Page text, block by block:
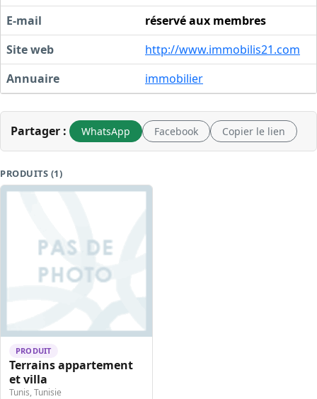
E-mail
réservé aux membres
Site web
http://www.immobilis21.com
Annuaire
immobilier
Partager : WhatsApp Facebook Copier le lien
PRODUITS (1)
PRODUIT
Terrains appartement
et villa
Tunis, Tunisie